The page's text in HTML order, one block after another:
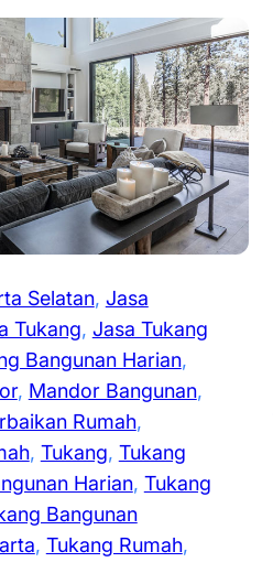
Selatan, Jasa
Tukang, Jasa Tukang
Bangunan Harian
, Mandor Bangunan
Rumah
, Tukang, Tukang
Harian, Tukang
Bangunan
, Tukang Rumah